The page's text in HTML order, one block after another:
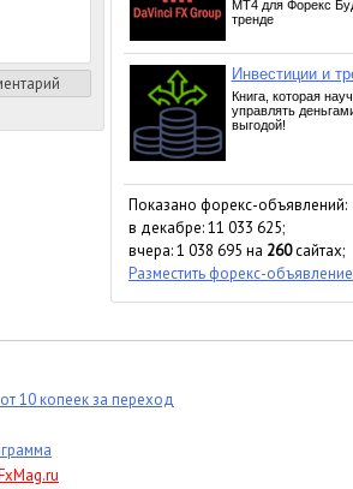
Показано форекс-объявлений:
в декабре: 11 033 625;
вчера: 1 038 695 на 260сайтах;
Разместить форекс-объявление
10 копеек за переход